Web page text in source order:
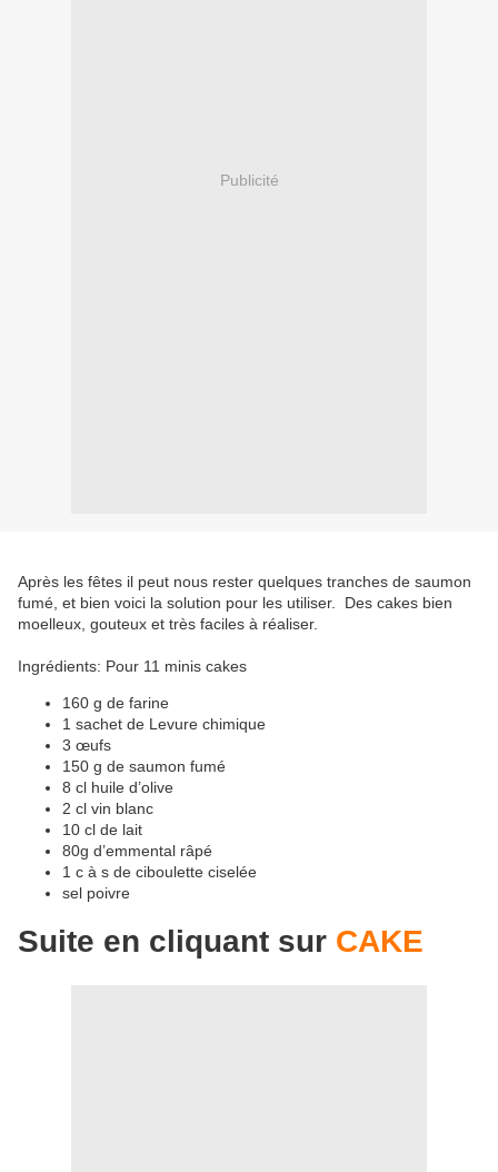
Publicité
Après les fêtes il peut nous rester quelques tranches de saumon
fumé, et bien voici la solution pour les utiliser. Des cakes bien
moelleux, gouteux et très faciles à réaliser.
Ingrédients: Pour 11 minis cakes
160 g de farine
1 sachet de Levure chimique
3 œufs
150 g de saumon fumé
8 cl huile d’olive
2 cl vin blanc
10 cl de lait
80g d’emmental râpé
1 c à s de ciboulette ciselée
sel poivre
Suite en cliquant sur CAKE